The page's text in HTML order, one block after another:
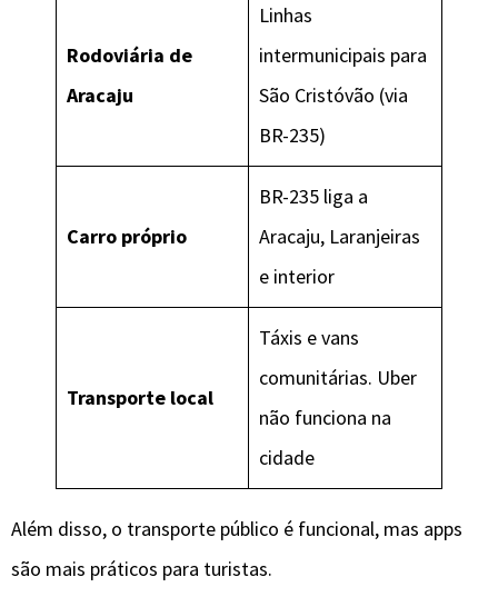
Rodoviária de
Aracaju
Linhas
intermunicipais para
São Cristóvão (via
BR-235)
Carro próprio
BR-235 liga a
Aracaju, Laranjeiras
e interior
Transporte local
Táxis e vans
comunitárias. Uber
não funciona na
cidade
Além disso, o transporte público é funcional, mas apps
são mais práticos para turistas.